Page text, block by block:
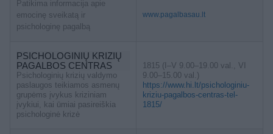
Patikima informacija apie
emocinę sveikatą ir
psichologinę pagalbą
www.pagalbasau.lt
PSICHOLOGINIŲ KRIZIŲ
PAGALBOS CENTRAS
Psichologinių krizių valdymo
paslaugos teikiamos asmenų
grupėms įvykus kriziniam
įvykiui, kai ūmiai pasireiškia
psichologinė krizė
1815 (I–V 9.00–19.00 val., VI
9.00–15.00 val.)
https://www.hi.lt/psichologiniu-
kriziu-pagalbos-centras-tel-
1815/